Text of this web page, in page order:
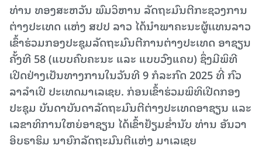
ທ່ານ ທອງສະຫວັນ ພົມວິຫານ ລັດຖະມົນຕີກະຊວງການ
ຕ່າງປະເທດ ເເຫ່ງ ສປປ ລາວ ໄດ້ນໍາພາຄະນະຜູ້ເເທນລາວ
ເຂົ້າຮ່ວມກອງປະຊຸມລັດຖະມົນຕີການຕ່າງປະເທດ ອາຊຽນ
ຄັ້ງທີ 58 (ແບບຄົບຄະນະ ແລະ ແບບວົງແຄບ) ຊຶ່ງມີພິທີ
ເປີດຢ່າງເປັນທາງການໃນວັນທີ 9 ກໍລະກົດ 2025 ທີ່ ກົວ
ລາລໍາເປີ ປະເທດມາເລເຊຍ. ກ່ອນເຂົ້າຮ່ວມພິທິເປີດກອງ
ປະຊຸມ ບັນດາບັນດາລັດຖະມົນຕີຕ່າງປະເທດອາຊຽນ ແລະ
ເລຂາທິການໃຫຍ່ອາຊຽນ ໄດ້ເຂົ້າຢ້ຽມຂໍ່ານັບ ທ່ານ ອັນວາ
ອິບຣາຮິມ ນາຍົກລັດຖະມົນຕີແຫ່ງ ມາເລເຊຍ